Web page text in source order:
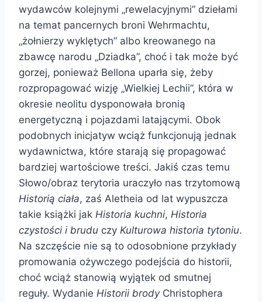
wydawców kolejnymi „rewelacyjnymi” dziełami
na temat pancernych broni Wehrmachtu,
„żołnierzy wyklętych” albo kreowanego na
zbawcę narodu „Dziadka”, choć i tak może być
gorzej, ponieważ Bellona uparła się, żeby
rozpropagować wizję „Wielkiej Lechii”, która w
okresie neolitu dysponowała bronią
energetyczną i pojazdami latającymi. Obok
podobnych inicjatyw wciąż funkcjonują jednak
wydawnictwa, które starają się propagować
bardziej wartościowe treści. Jakiś czas temu
Słowo/obraz terytoria uraczyło nas trzytomową
Historią ciała, zaś Aletheia od lat wypuszcza
takie książki jak Historia kuchni, Historia
czystości i brudu czy Kulturowa historia tytoniu.
Na szczęście nie są to odosobnione przykłady
promowania ożywczego podejścia do historii,
choć wciąż stanowią wyjątek od smutnej
reguły. Wydanie Historii brodyChristophera